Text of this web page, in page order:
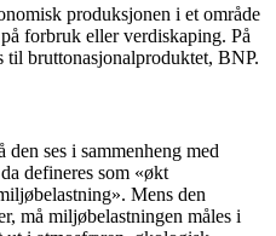
produksjonen i et område
forbruk eller verdiskaping. På
til bruttonasjonalproduktet, BNP.
ses i sammenheng med
defineres som «økt
Mens den
må miljøbelastningen måles i